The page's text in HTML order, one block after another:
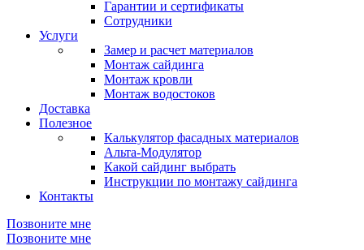
Гарантии и сертификаты
Сотрудники
Услуги
Замер и расчет материалов
Монтаж сайдинга
Монтаж кровли
Монтаж водостоков
Доставка
Полезное
Калькулятор фасадных материалов
Альта-Модулятор
Какой сайдинг выбрать
Инструкции по монтажу сайдинга
Контакты
Позвоните мне
Позвоните мне